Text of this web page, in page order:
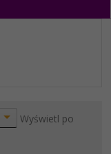
Wyświetl po